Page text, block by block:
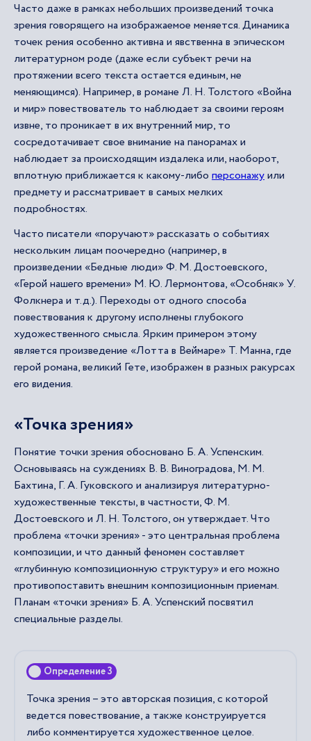
Часто даже в рамках небольших произведений точка
зрения говорящего на изображаемое меняется. Динамика
точек рения особенно активна и явственна в эпическом
литературном роде (даже если субъект речи на
протяжении всего текста остается единым, не
меняющимся). Например, в романе Л. Н. Толстого «Война
и мир» повествователь то наблюдает за своими героям
извне, то проникает в их внутренний мир, то
сосредотачивает свое внимание на панорамах и
наблюдает за происходящим издалека или, наоборот,
вплотную приближается к какому-либо персонажуили
предмету и рассматривает в самых мелких
подробностях.
Часто писатели «поручают» рассказать о событиях
нескольким лицам поочередно (например, в
произведении «Бедные люди» Ф. М. Достоевского,
«Герой нашего времени» М. Ю. Лермонтова, «Особняк» У.
Фолкнера и т.д.). Переходы от одного способа
повествования к другому исполнены глубокого
художественного смысла. Ярким примером этому
является произведение «Лотта в Веймаре» Т. Манна, где
герой романа, великий Гете, изображен в разных ракурсах
его видения.
«Точка зрения»
Понятие точки зрения обосновано Б. А. Успенским.
Основываясь на суждениях В. В. Виноградова, М. М.
Бахтина, Г. А. Гуковского и анализируя литературно-
художественные тексты, в частности, Ф. М.
Достоевского и Л. Н. Толстого, он утверждает. Что
проблема «точки зрения» - это центральная проблема
композиции, и что данный феномен составляет
«глубинную композиционную структуру» и его можно
противопоставить внешним композиционным приемам.
Планам «точки зрения» Б. А. Успенский посвятил
специальные разделы.
Определение 3
Точка зрения – это авторская позиция, с которой
ведется повествование, а также конструируется
либо комментируется художественное целое.